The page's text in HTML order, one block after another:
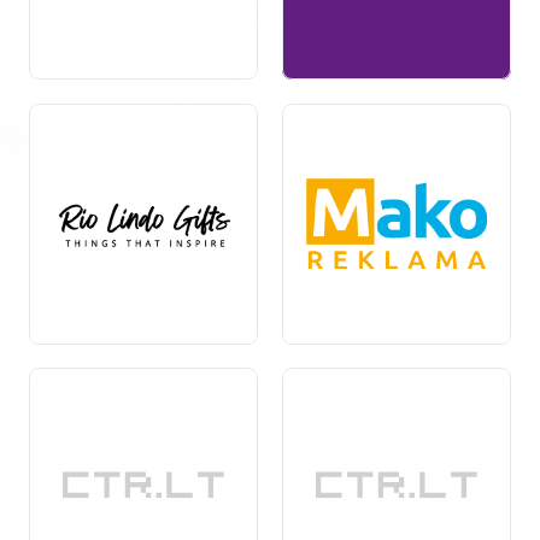
Ekologiškos verslo dovanos –pagamintosiš tvarių
medžiagų, skirtos pabrėžti įmonės atsakomybę už
Technologinės dovanos – nuo išmaniųjų prietaisų iki
biuro įrangos, puikiai tinkančios technologijų
entuziastams.
Maisto dovanos – gurmaniški produktai, skirti
Kaip pasirinkti tinkamas verslo dovanas?
Renkantis verslo dovanas, svarbu atsižvelgti į gavėjų
apgalvotas dovanospasirinkimaspadės sukurti